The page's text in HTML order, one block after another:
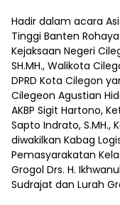
Hadir dalam acara
Tinggi Banten
Kejaksaan Negeri
SH.MH., Walikota
DPRD Kota Cilegon
Cilegeon Agustian
AKBP Sigit Hartono,
Sapto Indrato, S.MH.,
diwakilkan Kabag
Pemasyarakatan
Grogol Drs. H.
Sudrajat dan Lurah